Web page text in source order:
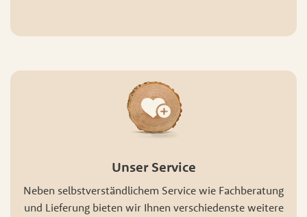
Unser Service
Neben selbstverständlichem Service wie Fachberatung
und Lieferung bieten wir Ihnen verschiedenste weitere